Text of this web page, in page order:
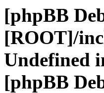
[phpBB
[ROOT]/
Undefined
[phpBB